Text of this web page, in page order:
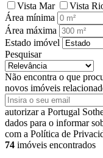
Vista Mar
Vista
Área mínima
Área máxima
Estado imóvel
Pesquisar
Não encontra o que
novos imóveis
autorizar a Portugal
dados para o informar
com a Política de
74 imóveis encontrados